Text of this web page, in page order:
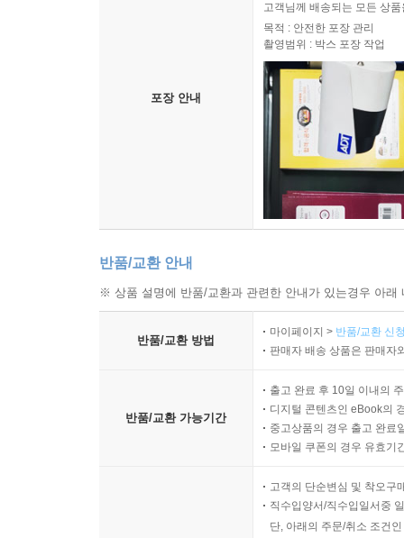
포장 안내
고객님께 배송되는 모든 상
목적 : 안전한 포장 관리
촬영범위 : 박스 포장 작업
반품/교환 안내
※ 상품 설명에 반품/교환과 관련한 안내가 있는경우 아
반품/교환 방법
마이페이지 > 반품/교환 신
판매자 배송 상품은 판매자
반품/교환 가능기간
출고 완료 후 10일 이내의
디지털 콘텐츠인 eBook의
중고상품의 경우 출고 완료
모바일 쿠폰의 경우 유효기
고객의 단순변심 및 착오구
직수입양서/직수입일서중
단, 아래의 주문/취소 조건